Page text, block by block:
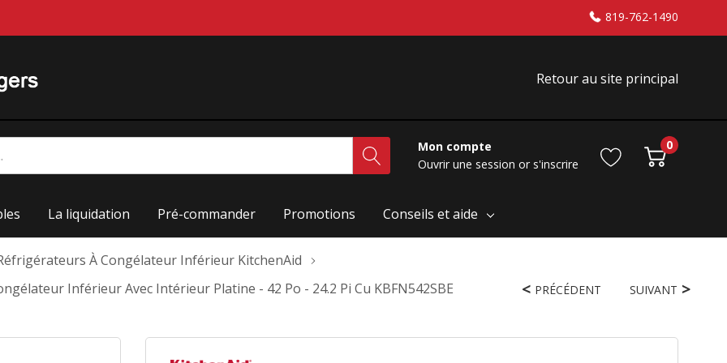
819-762-1490
Retour au site principal
Mon compte
Ouvrir une session or s'inscrire
0
La liquidation Pré-commander Promotions Conseils et aide
À Congélateur Inférieur KitchenAid
Inférieur Avec Intérieur Platine - 42 Po - 24.2 Pi Cu KBFN542SBE
PRÉCÉDENT SUIVANT